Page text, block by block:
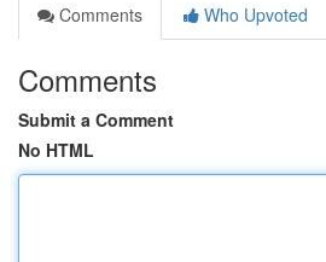
Comments
Who Upvoted
Comments
Submit a Comment
No HTML